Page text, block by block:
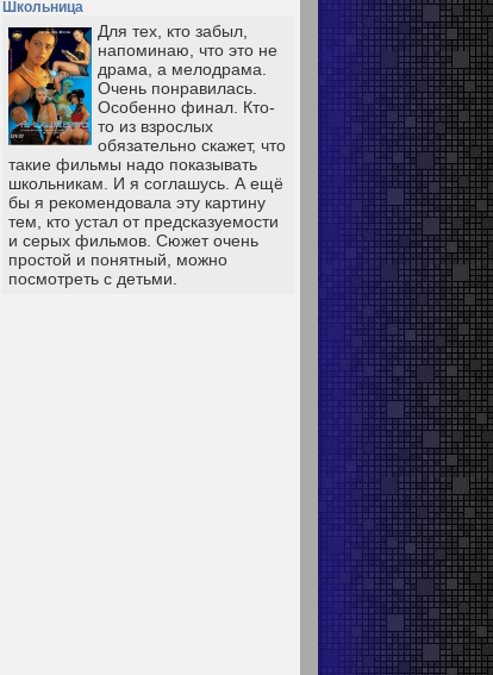
Школьница
Для тех, кто забыл,
напоминаю, что это не
драма, а мелодрама.
Очень понравилась.
Особенно финал. Кто-
то из взрослых
обязательно скажет, что
такие фильмы надо показывать
школьникам. И я соглашусь. А ещё
бы я рекомендовала эту картину
тем, кто устал от предсказуемости
и серых фильмов. Сюжет очень
простой и понятный, можно
посмотреть с детьми.